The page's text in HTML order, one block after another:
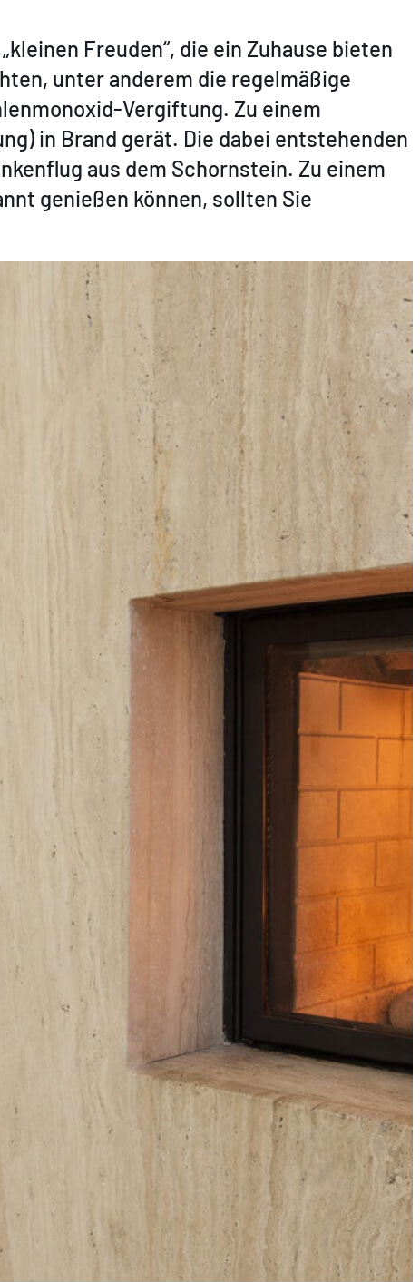
Freuden“, die ein Zuhause bieten
unter anderem die regelmäßige
Vergiftung. Zu einem
in Brand gerät. Die dabei entstehenden
aus dem Schornstein. Zu einem
genießen können, sollten Sie